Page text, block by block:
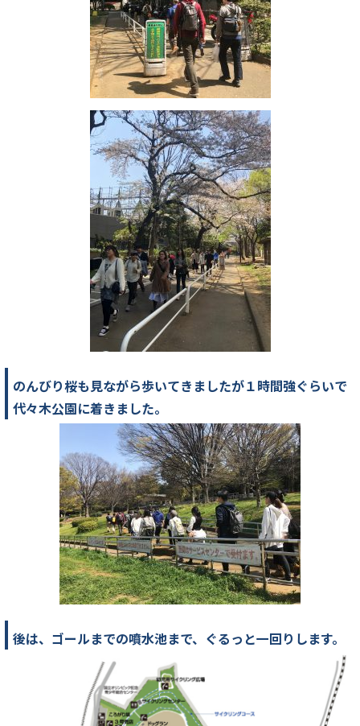
のんびり桜も見ながら歩いてきましたが１時間強ぐらいで
代々木公園に着きました。
後は、ゴールまでの噴水池まで、ぐるっと一回りします。